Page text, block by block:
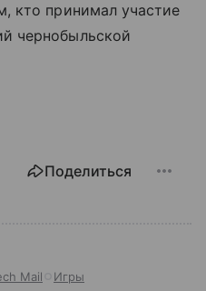
кто принимал участие
чернобыльской
Поделиться
Mail Игры